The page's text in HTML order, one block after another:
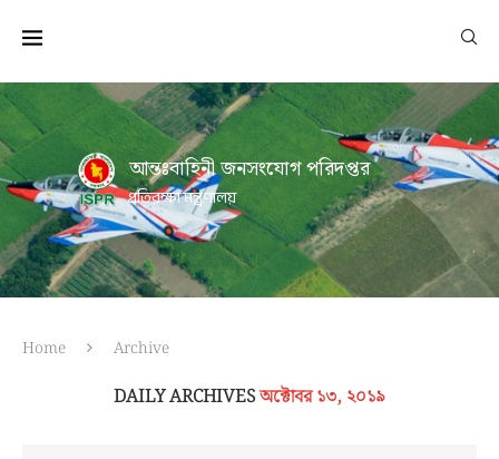
আন্তঃবাহিনী জনসংযোগ পরিদপ্তর
প্রতিরক্ষা মন্ত্রণালয়
Home Archive
DAILY ARCHIVESঅক্টোবর ১৩, ২০১৯